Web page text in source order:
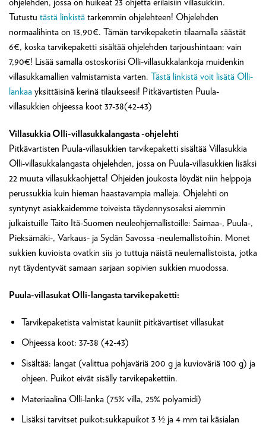
ohjelehden, jossa on huikeat 23 ohjetta erilaisiin villasukkiin.
Tutustu tästä linkistä tarkemmin ohjelehteen! Ohjelehden
normaalihinta on 13,90€. Tämän tarvikepaketin tilaamalla säästät
6€, koska tarvikepaketti sisältää ohjelehden tarjoushintaan: vain
7,90€! Lisää samalla ostoskoriisi Olli-villasukkalankoja muidenkin
villasukkamallien valmistamista varten. Tästä linkistä voit lisätä Olli-
lankaa yksittäisinä kerinä tilaukseesi! Pitkävartisten Puula-
villasukkien ohjeessa koot 37-38(42-43)
Villasukkia Olli-villasukkalangasta -ohjelehti
Pitkävartisten Puula-villasukkien tarvikepaketti sisältää Villasukkia
Olli-villasukkalangasta ohjelehden, jossa on Puula-villasukkien lisäksi
22 muuta villasukkaohjetta! Ohjeiden joukosta löydät niin helppoja
perussukkia kuin hieman haastavampia malleja. Ohjelehti on
syntynyt asiakkaidemme toiveista täydennysosaksi aiemmin
julkaistuille Taito Itä-Suomen neuleohjemallistoille: Saimaa-, Puula-,
Pieksämäki-, Varkaus- ja Sydän Savossa -neulemallistoihin. Monet
sukkien kuvioista ovatkin siis jo tuttuja näistä neulemallistoista, jotka
nyt täydentyvät samaan sarjaan sopivien sukkien muodossa.
Puula-villasukat Olli-langasta tarvikepaketti:
Tarvikepaketista valmistat kauniit pitkävartiset villasukat
Ohjeessa koot: 37-38 (42-43)
Sisältää: langat (valittua pohjaväriä 200 g ja kuvioväriä 100 g) ja
ohjeen. Puikot eivät sisälly tarvikepakettiin.
Materiaalina Olli-lanka (75% villa, 25% polyamidi)
Lisäksi tarvitset puikot:sukkapuikot 3 ½ ja 4 mm tai käsialan